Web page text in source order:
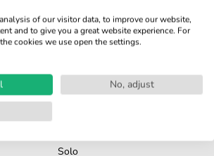
Einzelkauf.
Solo
of our visitor data, to improve our website,
and to give you a great website experience. For
cookies we use open the settings.
No, adjust